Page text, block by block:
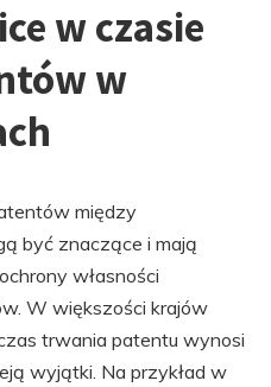
w czasie
w
między
być znaczące i mają
własności
W większości krajów
trwania patentu wynosi
wyjątki. Na przykład w